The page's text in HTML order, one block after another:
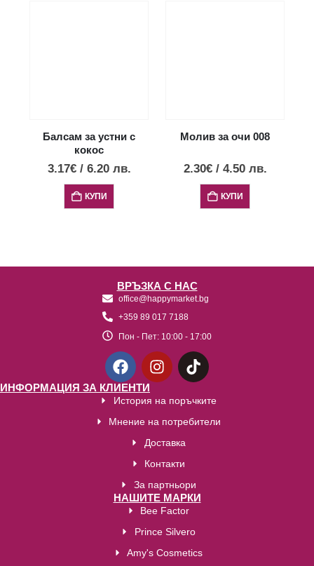
Балсам за устни с
кокос
3.17€ / 6.20 лв.
КУПИ
Молив за очи 008
2.30€ / 4.50 лв.
КУПИ
ВРЪЗКА С НАС
office@happymarket.bg
+359 89 017 7188
Пон - Пет: 10:00 - 17:00
ИНФОРМАЦИЯ ЗА КЛИЕНТИ
История на поръчките
Мнение на потребители
Доставка
Контакти
За партньори
НАШИТЕ МАРКИ
Bee Factor
Prince Silvero
Amy's Cosmetics